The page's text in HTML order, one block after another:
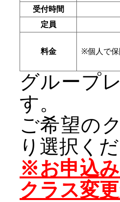
受付時間
定員
料金
※個人で保
グループ
す。
ご希望の
り選択くだ
※お申込
クラス変